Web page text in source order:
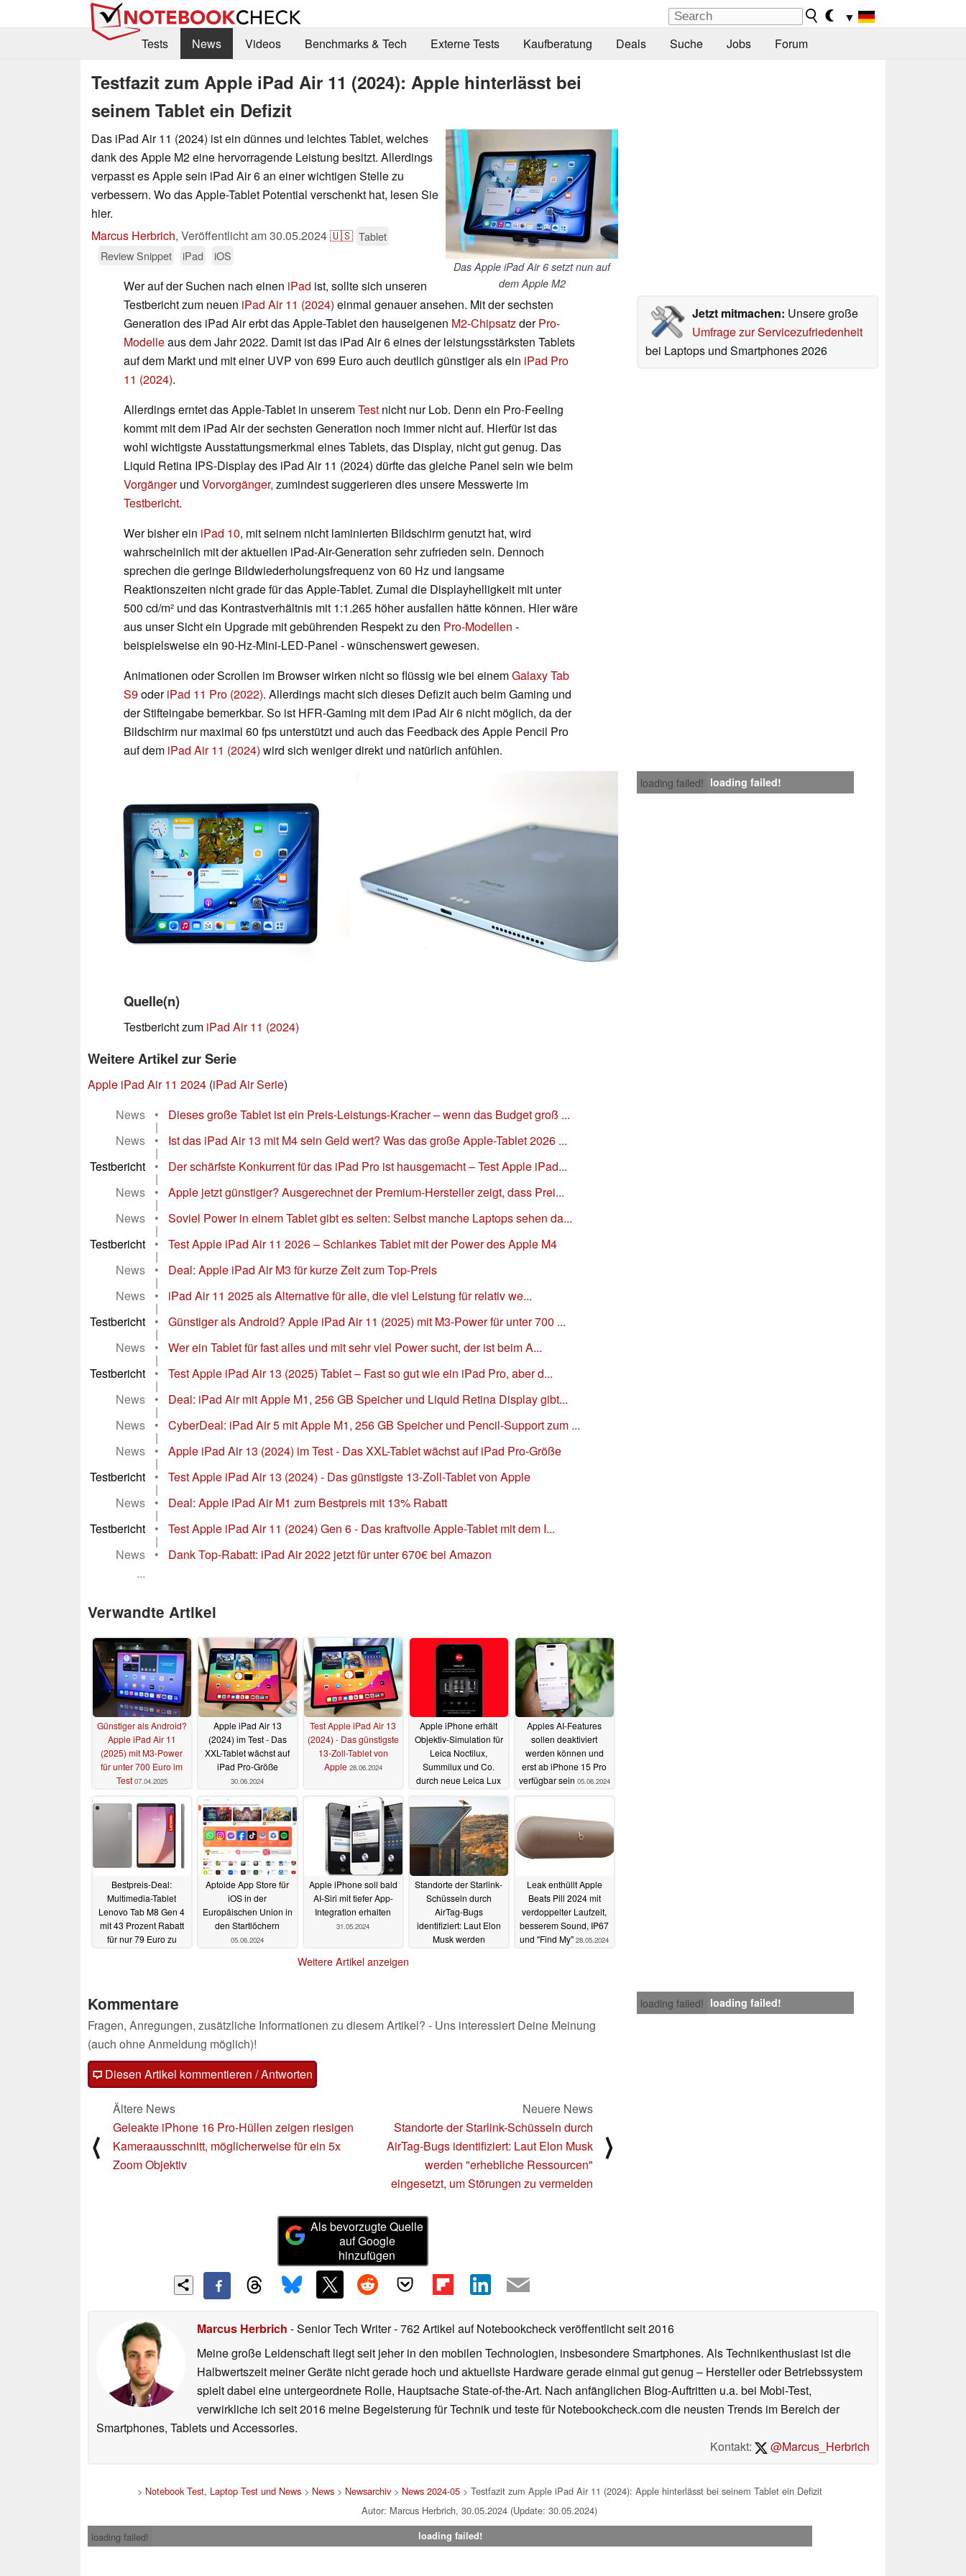
▼
Tests
News Videos Benchmarks & Tech Externe Tests Kaufberatung Deals Suche Jobs Forum
Testfazit zum Apple iPad Air 11 (2024): Apple hinterlässt bei
seinem Tablet ein Defizit
Das Apple iPad Air 6 setzt nun auf
dem Apple M2
Das iPad Air 11 (2024) ist ein dünnes und leichtes Tablet, welches
dank des Apple M2 eine hervorragende Leistung besitzt. Allerdings
verpasst es Apple sein iPad Air 6 an einer wichtigen Stelle zu
verbessern. Wo das Apple-Tablet Potential verschenkt hat, lesen Sie
hier.
Marcus Herbrich, Veröffentlicht am30.05.2024🇺🇸 Tablet
Review Snippet
iPad iOS
Jetzt mitmachen: Unsere große
Umfrage zur Servicezufriedenheit
bei Laptops und Smartphones 2026
Wer auf der Suchen nach einen iPad ist, sollte sich unseren
Testbericht zum neuen iPad Air 11 (2024) einmal genauer ansehen. Mit der sechsten
Generation des iPad Air erbt das Apple-Tablet den hauseigenen M2-ChipsatzderPro-
Modelleaus dem Jahr 2022. Damit ist das iPad Air 6 eines der leistungsstärksten Tablets
auf dem Markt und mit einer UVP von 699 Euro auch deutlich günstiger als ein iPad Pro
11 (2024).
Allerdings erntet das Apple-Tablet in unseremTest nicht nur Lob. Denn ein Pro-Feeling
kommt mit dem iPad Air der sechsten Generation noch immer nicht auf. Hierfür ist das
wohl wichtigste Ausstattungsmerkmal eines Tablets, das Display, nicht gut genug. Das
Liquid Retina IPS-Display des iPad Air 11 (2024) dürfte das gleiche Panel sein wie beim
Vorgängerund Vorvorgänger, zumindest suggerieren dies unsere Messwerte im
Testbericht.
Wer bisher ein iPad 10, mit seinem nicht laminierten Bildschirm genutzt hat, wird
wahrscheinlich mit der aktuellen iPad-Air-Generation sehr zufrieden sein. Dennoch
sprechen die geringe Bildwiederholungsfrequenz von 60 Hz und langsame
Reaktionszeiten nicht grade für das Apple-Tablet. Zumal die Displayhelligkeit mit unter
500 cd/m² und das Kontrastverhältnis mit 1:1.265 höher ausfallen hätte können. Hier wäre
aus unser Sicht ein Upgrade mit gebührenden Respekt zu den Pro-Modellen -
beispielsweise ein 90-Hz-Mini-LED-Panel - wünschenswert gewesen.
Animationen oder Scrollen im Browser wirken nicht so flüssig wie bei einemGalaxy Tab
S9oderiPad 11 Pro (2022). Allerdings macht sich dieses Defizit auch beim Gaming und
der Stifteingabe bemerkbar. So ist HFR-Gaming mit dem iPad Air 6 nicht möglich, da der
Bildschirm nur maximal 60 fps unterstützt und auch das Feedback des Apple Pencil Pro
auf dem iPad Air 11 (2024) wird sich weniger direkt und natürlich anfühlen.
loading failed! loading failed!
Quelle(n)
Testbericht zum iPad Air 11 (2024)
Weitere Artikel zur Serie
Apple iPad Air 11 2024 (iPad Air Serie)
News
• Dieses große Tablet ist ein Preis-Leistungs-Kracher – wenn das Budget groß ...
|
News
• Ist das iPad Air 13 mit M4 sein Geld wert? Was das große Apple-Tablet 2026 ...
|
Testbericht
• Der schärfste Konkurrent für das iPad Pro ist hausgemacht – Test Apple iPad...
|
News
• Apple jetzt günstiger? Ausgerechnet der Premium-Hersteller zeigt, dass Prei...
|
News
• Soviel Power in einem Tablet gibt es selten: Selbst manche Laptops sehen da...
|
Testbericht
• Test Apple iPad Air 11 2026 – Schlankes Tablet mit der Power des Apple M4
|
News
• Deal: Apple iPad Air M3 für kurze Zeit zum Top-Preis
|
News
• iPad Air 11 2025 als Alternative für alle, die viel Leistung für relativ we...
|
Testbericht
• Günstiger als Android? Apple iPad Air 11 (2025) mit M3-Power für unter 700 ...
|
News
• Wer ein Tablet für fast alles und mit sehr viel Power sucht, der ist beim A...
|
Testbericht
• Test Apple iPad Air 13 (2025) Tablet – Fast so gut wie ein iPad Pro, aber d...
|
News
• Deal: iPad Air mit Apple M1, 256 GB Speicher und Liquid Retina Display gibt...
|
News
• CyberDeal: iPad Air 5 mit Apple M1, 256 GB Speicher und Pencil-Support zum ...
|
News
• Apple iPad Air 13 (2024) im Test - Das XXL-Tablet wächst auf iPad Pro-Größe
|
Testbericht
• Test Apple iPad Air 13 (2024) - Das günstigste 13-Zoll-Tablet von Apple
|
News
• Deal: Apple iPad Air M1 zum Bestpreis mit 13% Rabatt
|
Testbericht
• Test Apple iPad Air 11 (2024) Gen 6 - Das kraftvolle Apple-Tablet mit dem I...
|
News
•
Dank Top-Rabatt: iPad Air 2022 jetzt für unter 670€ bei Amazon
...
Verwandte Artikel
Günstiger als Android?
Apple iPad Air 11
(2025) mit M3-Power
für unter 700 Euro im
Test 07.04.2025
Apple iPad Air 13
(2024) im Test - Das
XXL-Tablet wächst auf
iPad Pro-Größe
30.06.2024
Test Apple iPad Air 13
(2024) - Das günstigste
13-Zoll-Tablet von
Apple 28.06.2024
Apple iPhone erhält
Objektiv-Simulation für
Leica Noctilux,
Summilux und Co.
durch neue Leica Lux
Apples AI-Features
sollen deaktiviert
werden können und
erst ab iPhone 15 Pro
verfügbar sein 05.06.2024
Bestpreis-Deal:
Multimedia-Tablet
Lenovo Tab M8 Gen 4
mit 43 Prozent Rabatt
für nur 79 Euro zu
Aptoide App Store für
iOS in der
Europäischen Union in
den Startlöchern
05.06.2024
Apple iPhone soll bald
AI-Siri mit tiefer App-
Integration erhalten
31.05.2024
Standorte der Starlink-
Schüsseln durch
AirTag-Bugs
identifiziert: Laut Elon
Musk werden
Leak enthüllt Apple
Beats Pill 2024 mit
verdoppelter Laufzeit,
besserem Sound, IP67
und "Find My" 28.05.2024
Weitere Artikel anzeigen
loading failed! loading failed!
Kommentare
Fragen, Anregungen, zusätzliche Informationen zu diesem Artikel? - Uns interessiert Deine Meinung
(auch ohne Anmeldung möglich)!
Diesen Artikel kommentieren / Antworten
⟨
Ältere News
Geleakte iPhone 16 Pro-Hüllen zeigen riesigen
Kameraausschnitt, möglicherweise für ein 5x
Zoom Objektiv
Neuere News
Standorte der Starlink-Schüsseln durch
AirTag-Bugs identifiziert: Laut Elon Musk
werden "erhebliche Ressourcen"
eingesetzt, um Störungen zu vermeiden
⟩
Als bevorzugte Quelle
auf Google
hinzufügen
Marcus Herbrich - Senior Tech Writer- 762 Artikel auf Notebookcheck veröffentlichtseit 2016
Meine große Leidenschaft liegt seit jeher in den mobilen Technologien, insbesondere Smartphones. Als Technikenthusiast ist die
Halbwertszeit meiner Geräte nicht gerade hoch und aktuellste Hardware gerade einmal gut genug – Hersteller oder Betriebssystem
spielt dabei eine untergeordnete Rolle, Hauptsache State-of-the-Art. Nach anfänglichen Blog-Auftritten u.a. bei Mobi-Test,
verwirkliche ich seit 2016 meine Begeisterung für Technik und teste für Notebookcheck.com die neusten Trends im Bereich der
Smartphones, Tablets und Accessories.
Kontakt:
@Marcus_Herbrich
> Notebook Test, Laptop Test und News> News> Newsarchiv> News 2024-05> Testfazit zum Apple iPad Air 11 (2024): Apple hinterlässt bei seinem Tablet ein Defizit
Autor: Marcus Herbrich, 30.05.2024 (Update: 30.05.2024)
loading failed!
loading failed!